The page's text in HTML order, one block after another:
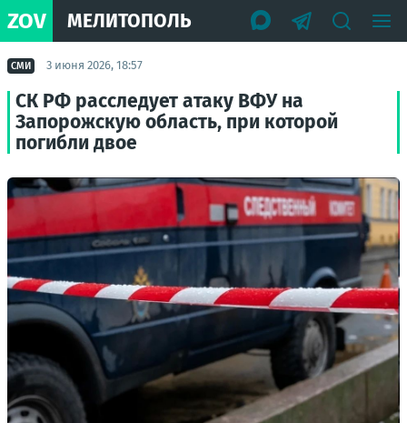
ZOV МЕЛИТОПОЛЬ
СМИ 3 июня 2026, 18:57
СК РФ расследует атаку ВФУ на
Запорожскую область, при которой
погибли двое